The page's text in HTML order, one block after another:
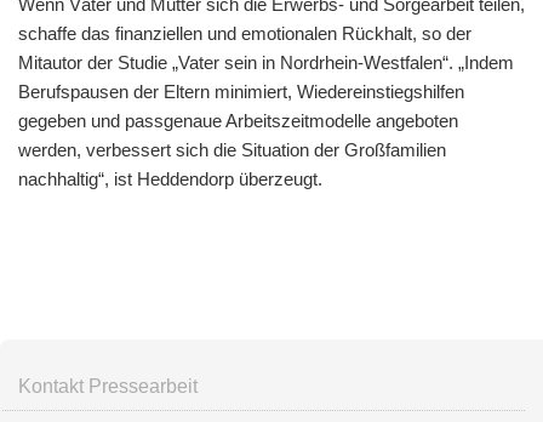
schaffe das finanziellen und emotionalen Rückhalt, so der
Mitautor der Studie „Vater sein in Nordrhein-Westfalen“. „Indem
Berufspausen der Eltern minimiert, Wiedereinstiegshilfen
gegeben und passgenaue Arbeitszeitmodelle angeboten
werden, verbessert sich die Situation der Großfamilien
nachhaltig“, ist Heddendorp überzeugt.
Kontakt Pressearbeit